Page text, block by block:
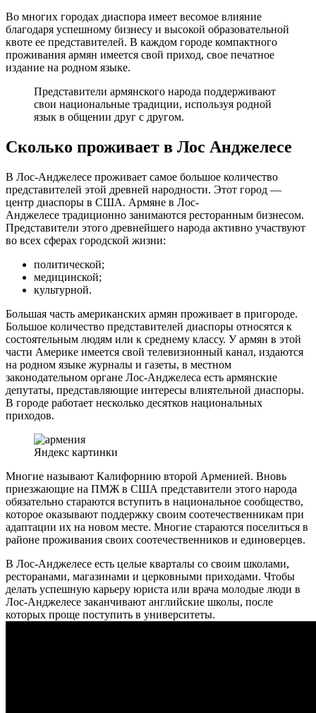
Во многих городах диаспора имеет весомое влияние
благодаря успешному бизнесу и высокой образовательной
квоте ее представителей. В каждом городе компактного
проживания армян имеется свой приход, свое печатное
издание на родном языке.
Представители армянского народа поддерживают
свои национальные традиции, используя родной
язык в общении друг с другом.
Сколько проживает в Лос Анджелесе
В Лос-Анджелесе проживает самое большое количество
представителей этой древней народности. Этот город —
центр диаспоры в США. Армяне в Лос-
Анджелесе традиционно занимаются ресторанным бизнесом.
Представители этого древнейшего народа активно участвуют
во всех сферах городской жизни:
политической;
медицинской;
культурной.
Большая часть американских армян проживает в пригороде.
Большое количество представителей диаспоры относятся к
состоятельным людям или к среднему классу. У армян в этой
части Америке имеется свой телевизионный канал, издаются
на родном языке журналы и газеты, в местном
законодательном органе Лос-Анджелеса есть армянские
депутаты, представляющие интересы влиятельной диаспоры.
В городе работает несколько десятков национальных
приходов.
Яндекс картинки
Многие называют Калифорнию второй Арменией. Вновь
приезжающие на ПМЖ в США представители этого народа
обязательно стараются вступить в национальное сообщество,
которое оказывают поддержку своим соотечественникам при
адаптации их на новом месте. Многие стараются поселиться в
районе проживания своих соотечественников и единоверцев.
В Лос-Анджелесе есть целые кварталы со своим школами,
ресторанами, магазинами и церковными приходами. Чтобы
делать успешную карьеру юриста или врача молодые люди в
Лос-Анджелесе заканчивают английские школы, после
которых проще поступить в университеты.